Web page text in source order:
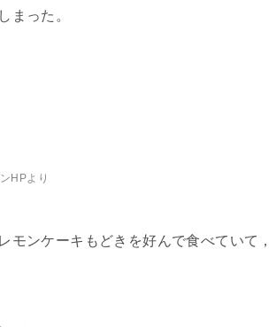
まった。
HPより
ンケーキもどきを好んで食べていて，